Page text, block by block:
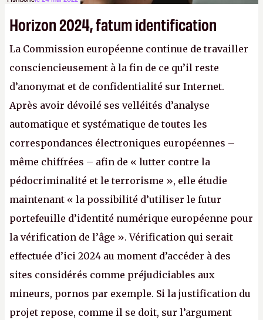
Horizon 2024, fatum identification
La Commission européenne continue de travailler
consciencieusement à la fin de ce qu’il reste
d’anonymat et de confidentialité sur Internet.
Après avoir dévoilé ses velléités d’analyse
automatique et systématique de toutes les
correspondances électroniques européennes –
même chiffrées – afin de « lutter contre la
pédocriminalité et le terrorisme », elle étudie
maintenant « la possibilité d’utiliser le futur
portefeuille d’identité numérique européenne pour
la vérification de l’âge ». Vérification qui serait
effectuée d’ici 2024 au moment d’accéder à des
sites considérés comme préjudiciables aux
mineurs, pornos par exemple. Si la justification du
projet repose, comme il se doit, sur l’argument